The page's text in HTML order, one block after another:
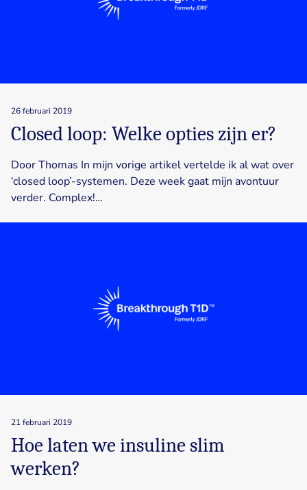
26 februari 2019
Closed loop: Welke opties zijn er?
Door Thomas In mijn vorige artikel vertelde ik al wat over
‘closed loop’-systemen. Deze week gaat mijn avontuur
verder. Complex!…
21 februari 2019
Hoe laten we insuline slim
werken?